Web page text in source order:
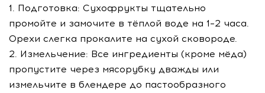
1. Подготовка: Сухофрукты тщательно
промойте и замочите в тёплой воде на 1–2 часа.
Орехи слегка прокалите на сухой сковороде.
2. Измельчение: Все ингредиенты (кроме мёда)
пропустите через мясорубку дважды или
измельчите в блендере до пастообразного